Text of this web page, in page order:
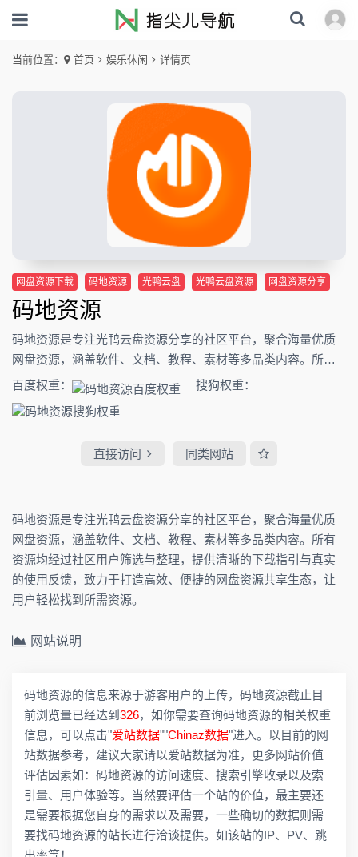
当前位置： 首页 娱乐休闲 详情页
网盘资源下载 码地资源 光鸭云盘 光鸭云盘资源 网盘资源分享
码地资源
码地资源是专注光鸭云盘资源分享的社区平台，聚合海量优质
网盘资源，涵盖软件、文档、教程、素材等多品类内容。所有
资源均经过社区用户筛选与整理，提供清晰的下载指引与真实
的使用反馈，致力于打造高效、便捷的网盘资源共享生态，让
用户轻松找到所需资源。
百度权重： 搜狗权重：
直接访问 同类网站
码地资源是专注光鸭云盘资源分享的社区平台，聚合海量优质
网盘资源，涵盖软件、文档、教程、素材等多品类内容。所有
资源均经过社区用户筛选与整理，提供清晰的下载指引与真实
的使用反馈，致力于打造高效、便捷的网盘资源共享生态，让
用户轻松找到所需资源。
网站说明
码地资源的信息来源于游客用户的上传，码地资源截止目
前浏览量已经达到 326，如你需要查询码地资源的相关权重
信息，可以点击"爱站数据""Chinaz数据"进入。以目前的网
站数据参考，建议大家请以爱站数据为准，更多网站价值
评估因素如：码地资源的访问速度、搜索引擎收录以及索
引量、用户体验等。当然要评估一个站的价值，最主要还
是需要根据您自身的需求以及需要，一些确切的数据则需
要找码地资源的站长进行洽谈提供。如该站的IP、PV、跳